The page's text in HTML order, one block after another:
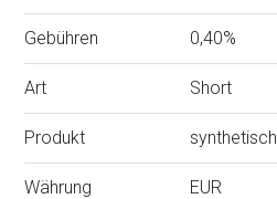
Gebühren 0,40%
Art Short
Produkt synthetisch
Währung EUR